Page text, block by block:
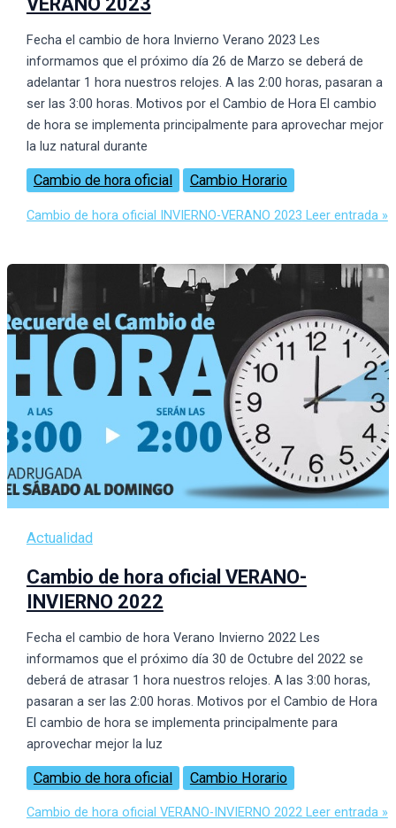
Fecha el cambio de hora Invierno Verano 2023 Les
informamos que el próximo dí­a 26 de Marzo se deberá de
adelantar 1 hora nuestros relojes. A las 2:00 horas, pasaran a
ser las 3:00 horas. Motivos por el Cambio de Hora El cambio
de hora se implementa principalmente para aprovechar mejor
la luz natural durante
Cambio de hora oficial Cambio Horario
Cambio de hora oficial INVIERNO-VERANO 2023 Leer entrada »
Actualidad
Cambio de hora oficial VERANO-
INVIERNO 2022
Fecha el cambio de hora Verano Invierno 2022 Les
informamos que el próximo dí­a 30 de Octubre del 2022 se
deberá de atrasar 1 hora nuestros relojes. A las 3:00 horas,
pasaran a ser las 2:00 horas. Motivos por el Cambio de Hora
El cambio de hora se implementa principalmente para
aprovechar mejor la luz
Cambio de hora oficial Cambio Horario
Cambio de hora oficial VERANO-INVIERNO 2022Leer entrada »